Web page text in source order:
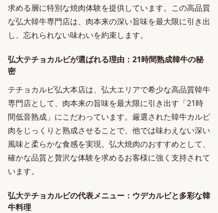
求める層に特別な焼肉体験を提供しています。この高品質
な弘大韓牛専門店は、肉本来の深い旨味を最大限に引き出
し、忘れられない味わいを約束します。
弘大テチョカルビが選ばれる理由：21時間熟成韓牛の秘
密
テチョカルビ弘大本店は、弘大エリアで希少な高品質韓牛
専門店として、肉本来の旨味を最大限に引き出す「21時
間低音熟成」にこだわっています。厳選された韓牛カルビ
肉をじっくりと熟成させることで、他では味わえない深い
風味と柔らかな食感を実現。弘大焼肉のおすすめとして、
確かな品質と贅沢な体験を求めるお客様に強く支持されて
います。
弘大テチョカルビの代表メニュー：ウデカルビと多彩な韓
牛料理